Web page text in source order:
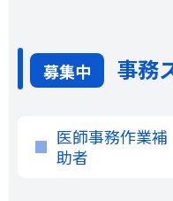
募集中 事務
医師事務作業補
助者